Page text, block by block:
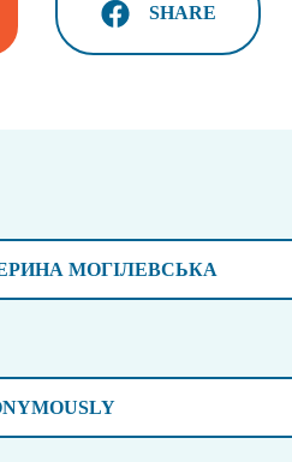
SHARE
МОГІЛЕВСЬКА